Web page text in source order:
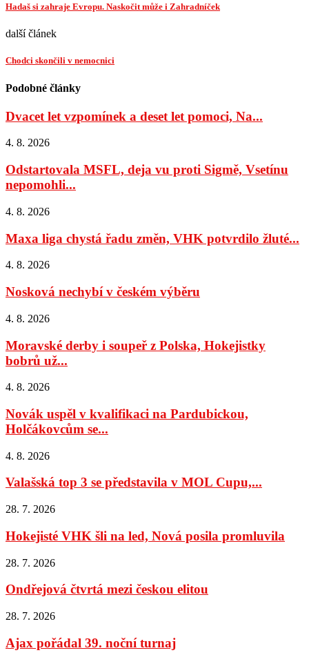
Hadaš si zahraje Evropu. Naskočit může i Zahradníček
další článek
Chodci skončili v nemocnici
Podobné články
Dvacet let vzpomínek a deset let pomoci, Na...
4. 8. 2026
Odstartovala MSFL, deja vu proti Sigmě, Vsetínu
nepomohli...
4. 8. 2026
Maxa liga chystá řadu změn, VHK potvrdilo žluté...
4. 8. 2026
Nosková nechybí v českém výběru
4. 8. 2026
Moravské derby i soupeř z Polska, Hokejistky
bobrů už...
4. 8. 2026
Novák uspěl v kvalifikaci na Pardubickou,
Holčákovcům se...
4. 8. 2026
Valašská top 3 se představila v MOL Cupu,...
28. 7. 2026
Hokejisté VHK šli na led, Nová posila promluvila
28. 7. 2026
Ondřejová čtvrtá mezi českou elitou
28. 7. 2026
Ajax pořádal 39. noční turnaj